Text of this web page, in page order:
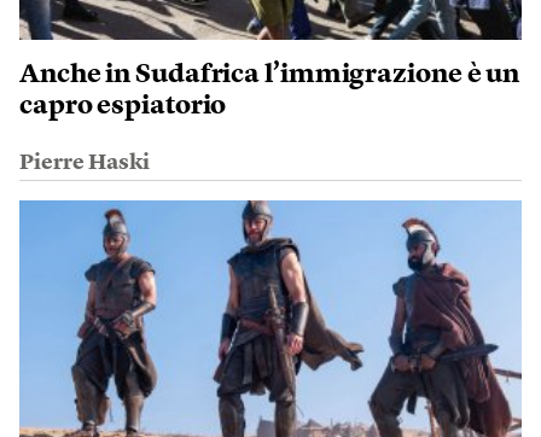
Anche in Sudafrica l’immigrazione è un
capro espiatorio
Pierre Haski